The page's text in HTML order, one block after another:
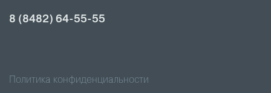
8 (8482) 64-55-55
Политика конфиденциальности